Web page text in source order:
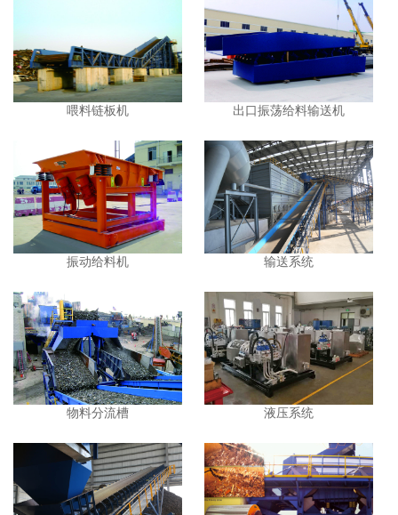
喂料链板机 出口振荡给料输送机
振动给料机 输送系统
物料分流槽 液压系统